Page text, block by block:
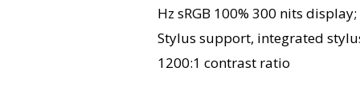
Hz sRGB 100% 300 nits
Stylus support, integrated
1200:1 contrast ratio